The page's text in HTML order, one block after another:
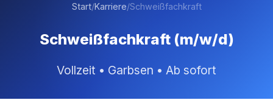
Start/Karriere/Schweißfachkraft
Schweißfachkraft (m/w/d)
Vollzeit • Garbsen • Ab sofort